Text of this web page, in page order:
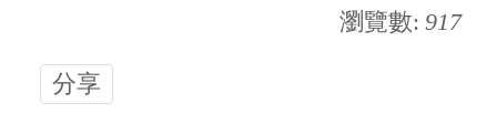
瀏覽數: 917
分享